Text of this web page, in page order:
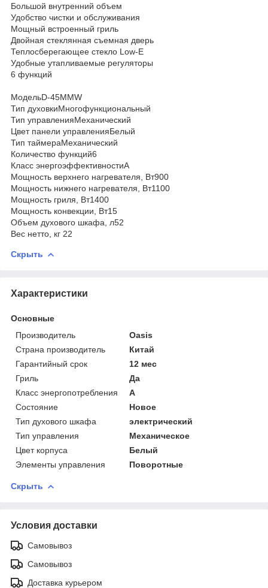
Большой внутренний объем
Удобство чистки и обслуживания
Мощный встроенный гриль
Двойная стеклянная съемная дверь
Теплосберегающее стекло Low-E
Удобные утапливаемые регуляторы
6 функций
МодельD-45MMW
Тип духовкиМногофункциональный
Тип управленияМеханический
Цвет панели управленияБелый
Тип таймераМеханический
Количество функций6
Класс энергоэффективностиA
Мощность верхнего нагревателя, Вт900
Мощность нижнего нагревателя, Вт1100
Мощность гриля, Вт1400
Мощность конвекции, Вт15
Объем духового шкафа, л52
Вес нетто, кг 22
Скрыть
Характеристики
Основные
Производитель
Oasis
Страна производитель
Китай
Гарантийный срок
12 мес
Гриль
Да
Класс энергопотребления
A
Состояние
Новое
Тип духового шкафа
электрический
Тип управления
Механическое
Цвет корпуса
Белый
Элементы управления
Поворотные
Скрыть
Условия доставки
Самовывоз
Самовывоз
Доставка курьером